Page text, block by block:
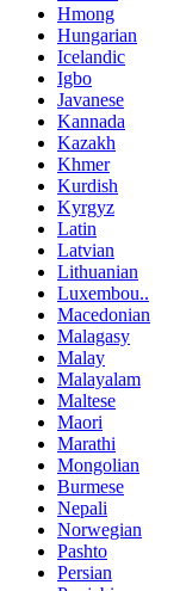
Hmong
Hungarian
Icelandic
Igbo
Javanese
Kannada
Kazakh
Khmer
Kurdish
Kyrgyz
Latin
Latvian
Lithuanian
Luxembou..
Macedonian
Malagasy
Malay
Malayalam
Maltese
Maori
Marathi
Mongolian
Burmese
Nepali
Norwegian
Pashto
Persian